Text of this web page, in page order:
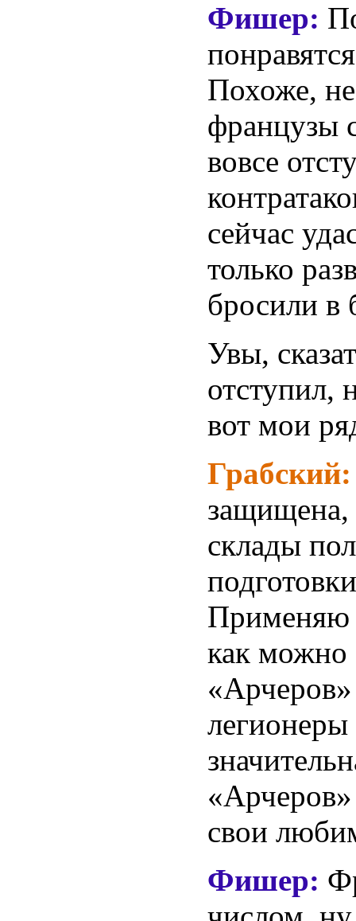
Фишер:
Похоже,
французы
вовсе
сейчас
только
бросили в
Увы,
отступил,
вот мои
защищена,
склады
Применяю
как можно
свои
Фишер: